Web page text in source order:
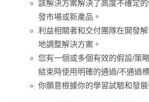
該解決方案解決了高度不確定
發市場或新產品。
利益相關者和交付團隊在開發
地調整解決方案。
您有一個或多個有效的假設/策
結束時使用明確的通過/不通過
你願意根據你的學習試驗和發展